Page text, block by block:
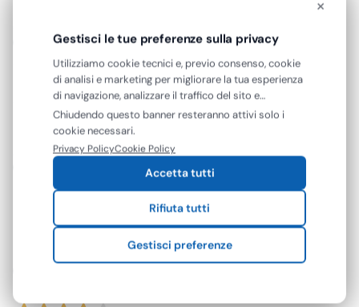
Acquirente verificato
10 Luglio 2026
spedizione rapida, prodotti come da descrizione,
grazie. prezzi convenienti.
Acquirente verificato
09 Luglio 2026
×
Gestisci le tue preferenze sulla privacy
Utilizziamo cookie tecnici e, previo consenso, cookie
di analisi e marketing per migliorare la tua esperienza
di navigazione, analizzare il traffico del sito e
mostrarti contenuti e pubblicità personalizzati. Puoi
accettare tutti i cookie oppure gestire le tue
preferenze. Puoi modificare o revocare il consenso in
qualsiasi momento.
Chiudendo questo banner resteranno attivi solo i
cookie necessari.
Privacy PolicyCookie Policy
Accetta tutti
Rifiuta tutti
Gestisci preferenze